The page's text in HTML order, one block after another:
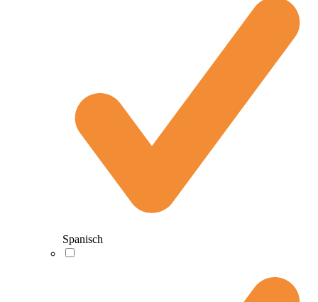
Spanisch